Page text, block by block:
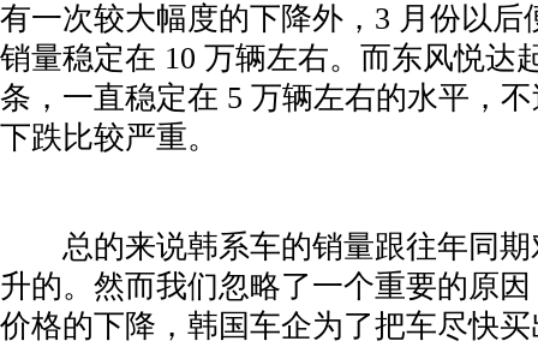
有一次较大幅度的下降外，3 月份以后
销量稳定在 10 万辆左右。而东风悦达
条，一直稳定在 5 万辆左右的水平，
下跌比较严重。
总的来说韩系车的销量跟往年同期
升的。然而我们忽略了一个重要的原
价格的下降，韩国车企为了把车尽快